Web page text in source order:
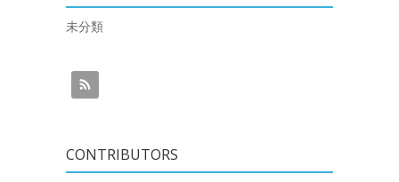
未分類
CONTRIBUTORS